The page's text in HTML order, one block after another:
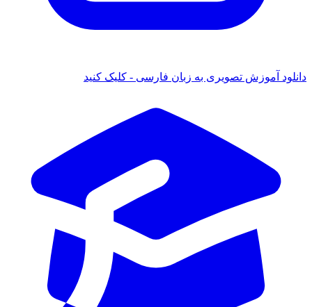
دانلود آموزش تصویری به زبان فارسی - کلیک کنید